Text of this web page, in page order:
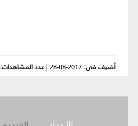
أضيف في: 2017-08-28
|عدد المشاهدات: